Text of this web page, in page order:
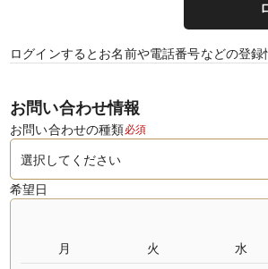
ログインするとお名前や電話番号などの登録
お問い合わせ情報
お問い合わせの種類必須
希望日
月 火 水